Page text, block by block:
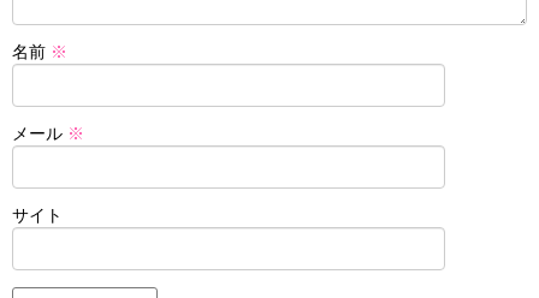
名前 ※
メール ※
サイト